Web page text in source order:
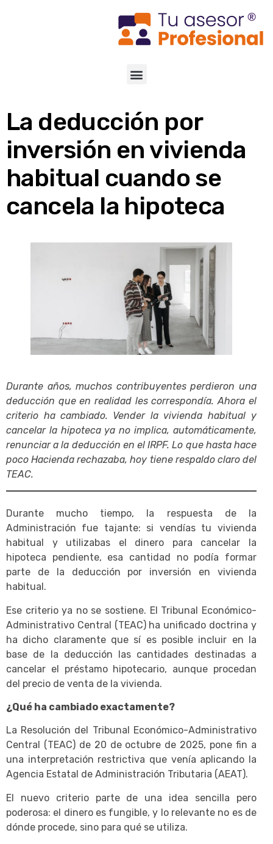
La deducción por
inversión en vivienda
habitual cuando se
cancela la hipoteca
Durante años, muchos contribuyentes perdieron una
deducción que en realidad les correspondía. Ahora el
criterio ha cambiado. Vender la vivienda habitual y
cancelar la hipoteca ya no implica, automáticamente,
renunciar a la deducción en el IRPF. Lo que hasta hace
poco Hacienda rechazaba, hoy tiene respaldo claro del
TEAC.
Durante mucho tiempo, la respuesta de la
Administración fue tajante: si vendías tu vivienda
habitual y utilizabas el dinero para cancelar la
hipoteca pendiente, esa cantidad no podía formar
parte de la deducción por inversión en vivienda
habitual.
Ese criterio ya no se sostiene. El Tribunal Económico-
Administrativo Central (TEAC) ha unificado doctrina y
ha dicho claramente que sí es posible incluir en la
base de la deducción las cantidades destinadas a
cancelar el préstamo hipotecario, aunque procedan
del precio de venta de la vivienda.
¿Qué ha cambiado exactamente?
La Resolución del Tribunal Económico-Administrativo
Central (TEAC) de 20 de octubre de 2025, pone fin a
una interpretación restrictiva que venía aplicando la
Agencia Estatal de Administración Tributaria (AEAT).
El nuevo criterio parte de una idea sencilla pero
poderosa: el dinero es fungible, y lo relevante no es de
dónde procede, sino para qué se utiliza.